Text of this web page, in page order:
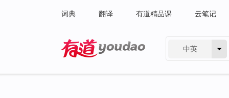
词典 翻译 有道精品课 云笔记
中英